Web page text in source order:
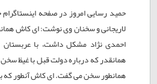
حمید رسایی امروز در صفحه اینستاگرام
لاریجانی و سخنان وی نوشت: ای کاش
احمدی نژاد مشکل داشت، با
همانقدر که درباره دولت قبل با غیظ
همانطور سخن می گفت. ای کاش آنطور